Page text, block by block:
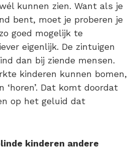
kunnen zien. Want als je
bent, moet je proberen je
goed mogelijk te
eigenlijk. De zintuigen
dan bij ziende mensen.
kinderen kunnen bomen,
‘horen’. Dat komt doordat
op het geluid dat
kinderen andere